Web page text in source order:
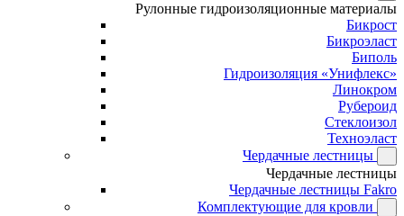
Рулонные гидроизоляционные материалы
Бикрост
Бикроэласт
Биполь
Гидроизоляция «Унифлекс»
Линокром
Рубероид
Стеклоизол
Техноэласт
Чердачные лестницы
Чердачные лестницы
Чердачные лестницы Fakro
Комплектующие для кровли